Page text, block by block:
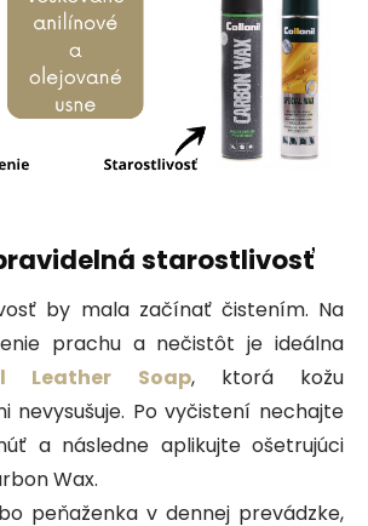
starostlivosť
by mala začínať čistením. Na
prachu a nečistôt je ideálna
Leather Soap, ktorá kožu
nevysušuje. Po vyčistení nechajte
a následne aplikujte ošetrujúci
Wax.
peňaženka v dennej prevádzke,